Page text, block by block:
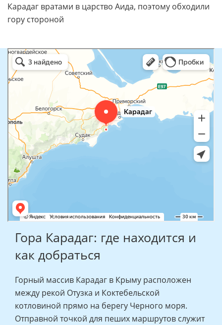
Карадаг вратами в царство Аида, поэтому обходили
гору стороной
Гора Карадаг: где находится и
как добраться
Горный массив Карадаг в Крыму расположен
между рекой Отузка и Коктебельской
котловиной прямо на берегу Черного моря.
Отправной точкой для пеших маршрутов служит